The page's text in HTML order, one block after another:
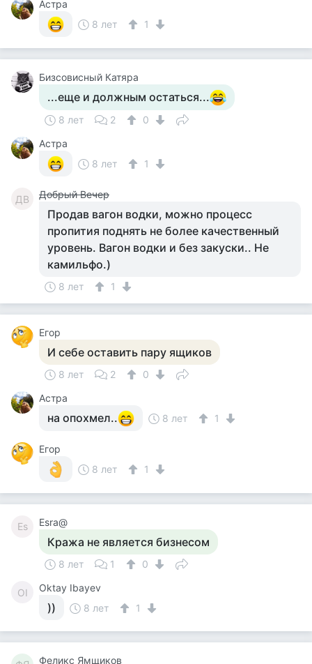
Астра
8 лет
1
Бизсовисный Катяра
...еще и должным остаться...
8 лет 2
0
Астра
8 лет
1
ДВ Добрый Вечер
Продав вагон водки, можно процесс
пропития поднять не более качественный
уровень. Вагон водки и без закуски.. Не
камильфо.)
8 лет 1
Егор
И себе оставить пару ящиков
8 лет 2
0
Астра
на опохмел.. 8 лет 1
Егор
8 лет
1
Es Esra@
Кража не является бизнесом
8 лет 1 0
OI Oktay Ibayev
)) 8 лет 1
Феликс Ямщиков